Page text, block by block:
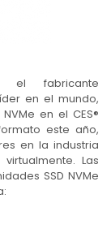
el fabricante
en el mundo,
en el CES®
este año,
en la industria
Las
SSD NVMe